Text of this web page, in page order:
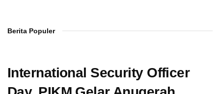
Berita Populer
International Security Officer